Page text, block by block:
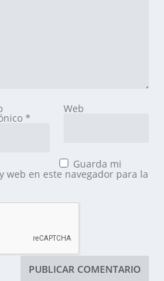
*
Web
Guarda mi
web en este navegador para la